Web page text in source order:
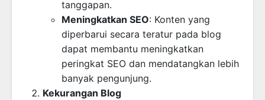
tanggapan.
Meningkatkan SEO: Konten yang
diperbarui secara teratur pada blog
dapat membantu meningkatkan
peringkat SEO dan mendatangkan lebih
banyak pengunjung.
Kekurangan Blog